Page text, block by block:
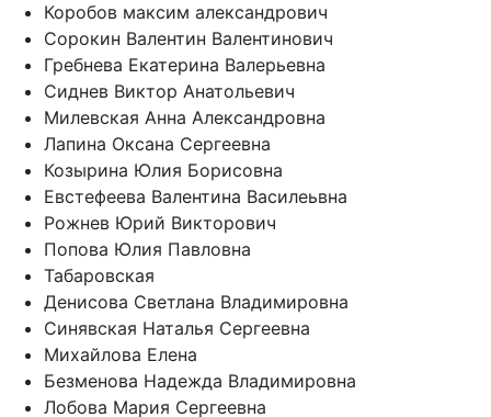
Коробов максим александрович
Сорокин Валентин Валентинович
Гребнева Екатерина Валерьевна
Сиднев Виктор Анатольевич
Милевская Анна Александровна
Лапина Оксана Сергеевна
Козырина Юлия Борисовна
Евстефеева Валентина Василеьвна
Рожнев Юрий Викторович
Попова Юлия Павловна
Табаровская
Денисова Светлана Владимировна
Синявская Наталья Сергеевна
Михайлова Елена
Безменова Надежда Владимировна
Лобова Мария Сергеевна